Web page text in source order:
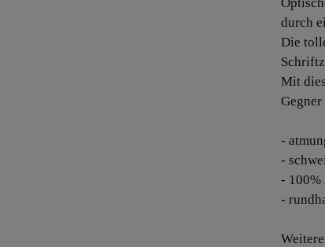
durch
Die
Mit
-
-
- 100%
-